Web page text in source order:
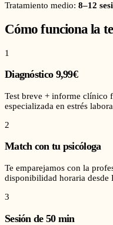
Tratamiento medio: 8–12
Cómo funciona la
1
Diagnóstico 9,99€
Test breve + informe clínico
especializada en estrés
2
Match con tu psicóloga
Te emparejamos con la
disponibilidad horaria desde
3
Sesión de 50 min